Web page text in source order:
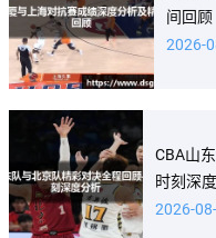
间回顾
2026-
CBA山
时刻深
2026-